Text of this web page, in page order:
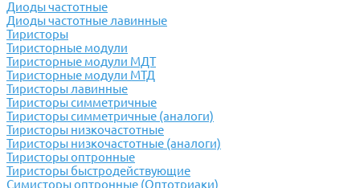
Диоды частотные
Диоды частотные лавинные
Тиристоры
Тиристорные модули
Тиристорные модули МДТ
Тиристорные модули МТД
Тиристоры лавинные
Тиристоры симметричные
Тиристоры симметричные (аналоги)
Тиристоры низкочастотные
Тиристоры низкочастотные (аналоги)
Тиристоры оптронные
Тиристоры быстродействующие
Симисторы оптронные (Оптотриаки)